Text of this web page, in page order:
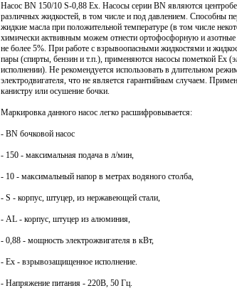
Насос BN 150/10 S-0,88 Ex. Насосы серии BN являются
различных жидкостей, в том числе и под давлением. Способны
жидкие масла при положительной температуре (в том числе
химически актвивным можем отнести ортофосфорную и азотные
не более 5%. При работе с взрывоопасными жидкостями и
пары (спирты, бензин и т.п.), применяются насосы пометкой Ex
исполнении). Не рекомендуется использовать в длительном
электродвигателя, что не является гарантийным случаем.
канистру или осушение бочки.
Маркировка данного насос легко расшифровывается:
- BN бочковой насос
- 150 - максимальная подача в л/мин,
- 10 - максимальный напор в метрах водяного столба,
- S - корпус, штуцер, из нержавеющей стали,
- AL - корпус, штуцер из алюминия,
- 0,88 - мощность электрожвигателя в кВт,
- Ex - взрывозащищенное исполнение.
- Напряжение питания - 220В, 50 Гц.